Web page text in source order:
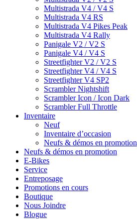
Multistrada V4 / V4 S
Multistrada V4 RS
Multistrada V4 Pikes Peak
Multistrada V4 Rally
Panigale V2 / V2 S
Panigale V4 / V4 S
Streetfighter V2 / V2 S
Streetfighter V4 / V4 S
Streetfighter V4 SP2
Scrambler Nightshift
Scrambler Icon / Icon Dark
Scrambler Full Throttle
Inventaire
Neuf
Inventaire d’occasion
Neufs & démos en promotion
Neufs & démos en promotion
E-Bikes
Service
Entreposage
Promotions en cours
Boutique
Nous Joindre
Blogue